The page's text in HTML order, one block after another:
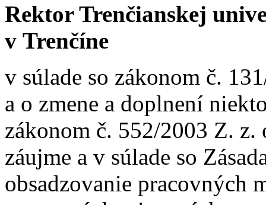
Rektor Trenčianskej
v Trenčíne
v súlade so zákonom č.
a o zmene a doplnení
zákonom č. 552/2003 Z.
záujme a v súlade so
obsadzovanie pracovných